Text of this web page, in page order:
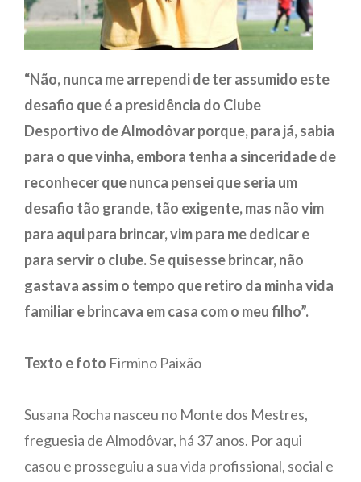
“Não, nunca me arrependi de ter assumido este
desafio que é a presidência do Clube
Desportivo de Almodôvar porque, para já, sabia
para o que vinha, embora tenha a sinceridade de
reconhecer que nunca pensei que seria um
desafio tão grande, tão exigente, mas não vim
para aqui para brincar, vim para me dedicar e
para servir o clube. Se quisesse brincar, não
gastava assim o tempo que retiro da minha vida
familiar e brincava em casa com o meu filho”.
Texto e foto Firmino Paixão
Susana Rocha nasceu no Monte dos Mestres,
freguesia de Almodôvar, há 37 anos. Por aqui
casou e prosseguiu a sua vida profissional, social e